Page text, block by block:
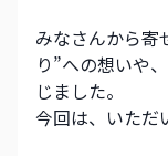
みなさんから寄
り”への想いや
じました。
今回は、いただ